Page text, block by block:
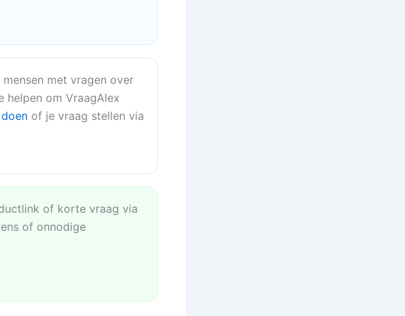
met vragen over
helpen om VraagAlex
of je vraag stellen via
of korte vraag via
of onnodige